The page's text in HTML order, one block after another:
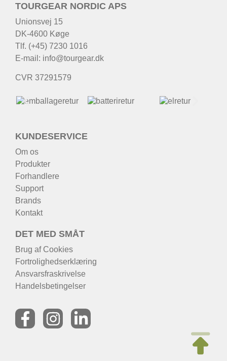
TOURGEAR NORDIC APS
Unionsvej 15
DK-4600 Køge
Tlf. (+45) 7230 1016
E-mail: info@tourgear.dk
CVR 37291579
KUNDESERVICE
Om os
Produkter
Forhandlere
Support
Brands
Kontakt
DET MED SMÅT
Brug af Cookies
Fortrolighedserklæring
Ansvarsfraskrivelse
Handelsbetingelser